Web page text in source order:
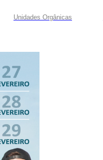
Unidades Orgânicas